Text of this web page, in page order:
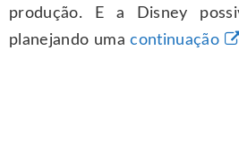
produção. E a Disney
planejando umacontinuação